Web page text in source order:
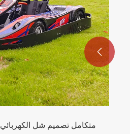
متكامل تصميم شل الكهربائي
